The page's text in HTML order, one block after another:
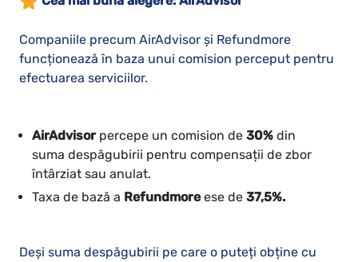
Companiile precum AirAdvisor și Refundmore
funcționează în baza unui comision perceput pentru
efectuarea serviciilor.
AirAdvisorpercepe un comision de 30% din
suma despăgubirii pentru compensații de zbor
întârziat sau anulat.
Taxa de bază a Refundmoreese de 37,5%.
Deși suma despăgubirii pe care o puteți obține cu